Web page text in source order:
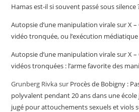
Hamas est-il si souvent passé sous silence
Autopsie d’une manipulation virale sur X –
vidéo tronquée, ou l’exécution médiatique
Autopsie d’une manipulation virale sur X –
vidéos tronquées : l’arme favorite des
Grunberg Rivkasur Procès de Bobigny :
polyvalent pendant 20 ans dans une
jugé pour attouchements sexuels et viols